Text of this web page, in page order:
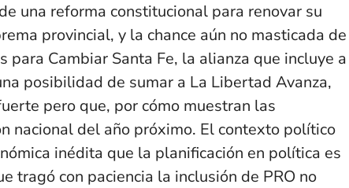
una reforma constitucional para renovar su
provincial, y la chance aún no masticada de
para Cambiar Santa Fe, la alianza que incluye a
posibilidad de sumar a La Libertad Avanza,
pero que, por cómo muestran las
nacional del año próximo. El contexto político
inédita que la planificación en política es
tragó con paciencia la inclusión de PRO no